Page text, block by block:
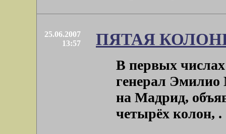
25.06.2007
13:57
ПЯТАЯ
В первых
генерал Эмилио
на Мадрид,
четырёх колон, .